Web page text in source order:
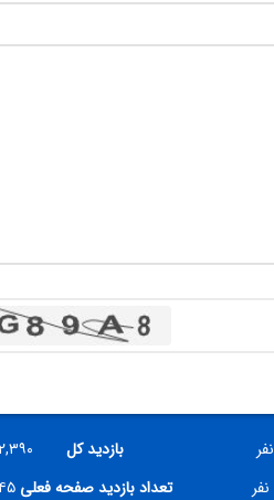
بازدید کل
تعداد بازدید صفحه فعلی